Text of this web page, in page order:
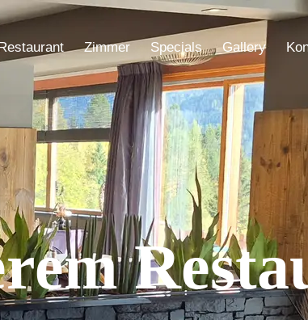
Zimmer Specials Gallery